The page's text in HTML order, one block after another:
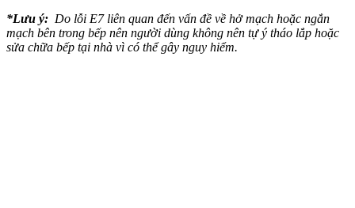
*Lưu ý: Do lỗi E7 liên quan đến vấn đề về hở mạch hoặc ngắn
mạch bên trong bếp nên người dùng không nên tự ý tháo lắp hoặc
sửa chữa bếp tại nhà vì có thể gây nguy hiểm.